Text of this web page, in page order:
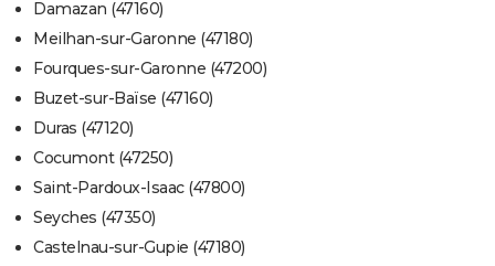
Damazan (47160)
Meilhan-sur-Garonne (47180)
Fourques-sur-Garonne (47200)
Buzet-sur-Baïse (47160)
Duras (47120)
Cocumont (47250)
Saint-Pardoux-Isaac (47800)
Seyches (47350)
Castelnau-sur-Gupie (47180)